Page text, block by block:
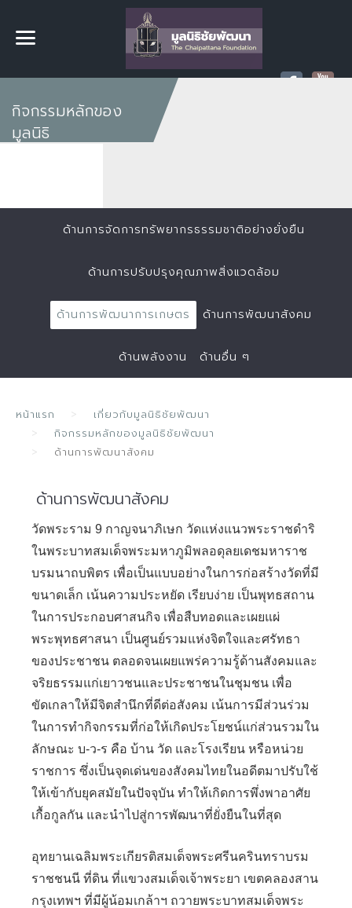
กิจกรรมหลักของ
มูลนิธิ
ด้านการจัดการทรัพยากรธรรมชาติอย่างยั่งยืน
ด้านการปรับปรุงคุณภาพสิ่งแวดล้อม
ด้านการพัฒนาการเกษตร ด้านการพัฒนาสังคม
ด้านพลังงาน ด้านอื่น ๆ
หน้าแรก
เกี่ยวกับมูลนิธิชัยพัฒนา
กิจกรรมหลักของมูลนิธิชัยพัฒนา
ด้านการพัฒนาสังคม
ด้านการพัฒนาสังคม
วัดพระราม 9 กาญจนาภิเษก วัดแห่งแนวพระราชดำริ
ในพระบาทสมเด็จพระมหาภูมิพลอดุลยเดชมหาราช
บรมนาถบพิตร เพื่อเป็นแบบอย่างในการก่อสร้างวัดที่มี
ขนาดเล็ก เน้นความประหยัด เรียบง่าย เป็นพุทธสถาน
ในการประกอบศาสนกิจ เพื่อสืบทอดและเผยแผ่
พระพุทธศาสนา เป็นศูนย์รวมแห่งจิตใจและศรัทธา
ของประชาชน ตลอดจนเผยแพร่ความรู้ด้านสังคมและ
จริยธรรมแก่เยาวชนและประชาชนในชุมชน เพื่อ
ขัดเกลาให้มีจิตสำนึกที่ดีต่อสังคม เน้นการมีส่วนร่วม
ในการทำกิจกรรมที่ก่อให้เกิดประโยชน์แก่ส่วนรวมใน
ลักษณะ บ-ว-ร คือ บ้าน วัด และโรงเรียน หรือหน่วย
ราชการ ซึ่งเป็นจุดเด่นของสังคมไทยในอดีตมาปรับใช้
ให้เข้ากับยุคสมัยในปัจจุบัน ทำให้เกิดการพึ่งพาอาศัย
เกื้อกูลกัน และนำไปสู่การพัฒนาที่ยั่งยืนในที่สุด
อุทยานเฉลิมพระเกียรติสมเด็จพระศรีนครินทราบรม
ราชชนนี ที่ดิน ที่แขวงสมเด็จเจ้าพระยา เขตคลองสาน
กรุงเทพฯ ที่มีผู้น้อมเกล้าฯ ถวายพระบาทสมเด็จพระ